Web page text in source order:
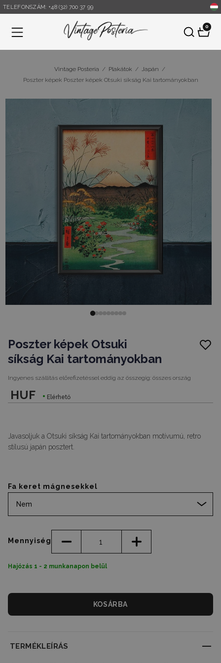
TELEFONSZÁM: +48 (32) 700 37 99
Menü
0
Vintage Posteria / Plakátok / Japán /
Poszter képek Poszter képek Otsuki síkság Kai tartományokban
Poszter képek Otsuki
síkság Kai tartományokban
Ingyenes szállítás előrefizetéssel eddig az összegig: összes ország
HUF Elérhető
Javasoljuk a Otsuki síkság Kai tartományokban motívumú, retro
stílusú japán posztert.
Hajózás 1 - 2 munkanapon belül
Fa keret mágnesekkel
Nem
Mennyiség
KOSÁRBA
TERMÉKLEÍRÁS